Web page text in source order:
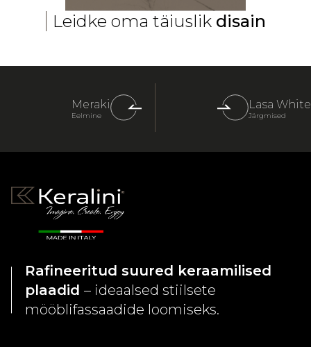
Leidke oma täiuslikdisain
Meraki
Eelmine
Lasa White
Järgmised
Rafineeritud suured keraamilised
plaadid – ideaalsed stiilsete
mööblifassaadide loomiseks.